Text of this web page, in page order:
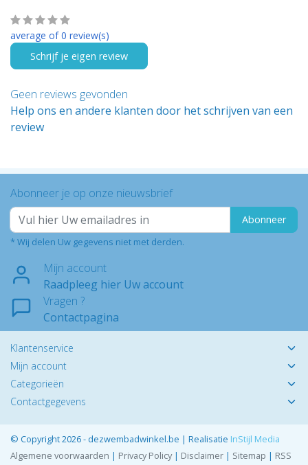
average of 0 review(s)
Schrijf je eigen review
Geen reviews gevonden
Help ons en andere klanten door het schrijven van een
review
Abonneer je op onze nieuwsbrief
Abonneer
* Wij delen Uw gegevens niet met derden.
Mijn account
Raadpleeg hier Uw account
Vragen ?
Contactpagina
Klantenservice
Mijn account
Categorieën
Contactgegevens
© Copyright 2026 - dezwembadwinkel.be | Realisatie InStijl Media
Algemene voorwaarden | Privacy Policy| Disclaimer | Sitemap | RSS